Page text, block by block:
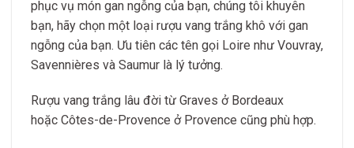
phục vụ món gan ngỗng của bạn, chúng tôi khuyên
bạn, hãy chọn một loại rượu vang trắng khô với gan
ngỗng của bạn. Ưu tiên các tên gọi Loire như Vouvray,
Savennières và Saumur là lý tưởng.
Rượu vang trắng lâu đời từ Graves ở Bordeaux
hoặc Côtes-de-Provence ở Provence cũng phù hợp.